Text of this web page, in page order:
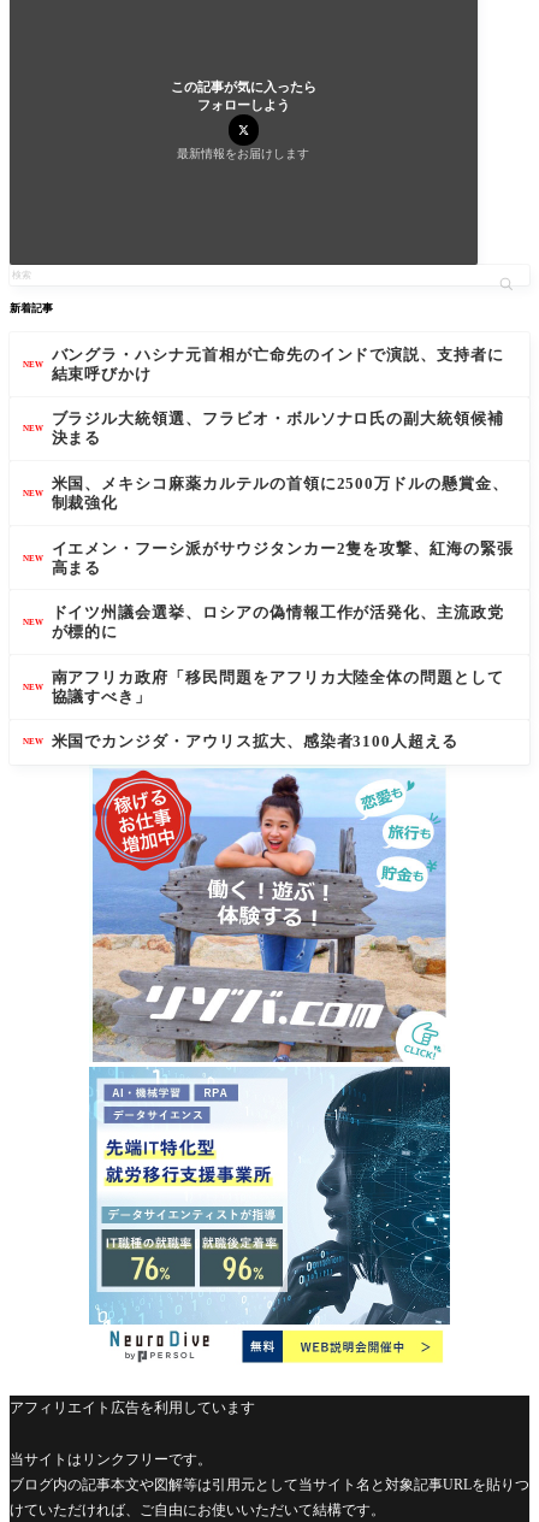
この記事が気に入ったら
フォローしよう
最新情報をお届けします
新着記事
NEW
バングラ・ハシナ元首相が亡命先のインドで演説、支持者に
結束呼びかけ
NEW
ブラジル大統領選、フラビオ・ボルソナロ氏の副大統領候補
決まる
NEW
米国、メキシコ麻薬カルテルの首領に2500万ドルの懸賞金、
制裁強化
NEW
イエメン・フーシ派がサウジタンカー2隻を攻撃、紅海の緊張
高まる
NEW
ドイツ州議会選挙、ロシアの偽情報工作が活発化、主流政党
が標的に
NEW
南アフリカ政府「移民問題をアフリカ大陸全体の問題として
協議すべき」
NEW 米国でカンジダ・アウリス拡大、感染者3100人超える
アフィリエイト広告を利用しています
当サイトはリンクフリーです。
ブログ内の記事本文や図解等は引用元として当サイト名と対象記事URLを貼りつ
けていただければ、ご自由にお使いいただいて結構です。